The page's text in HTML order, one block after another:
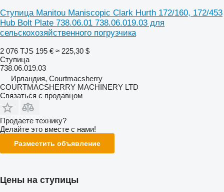
Ступица Manitou Maniscopic Clark Hurth 172/160, 172/453
Hub Bolt Plate 738.06.01 738.06.019.03 для
сельскохозяйственного погрузчика
2 076 TJS 195 € ≈ 225,30 $
Ступица
738.06.019.03
Ирландия, Courtmacsherry
COURTMACSHERRY MACHINERY LTD
Связаться с продавцом
Продаете технику?
Делайте это вместе с нами!
Разместить объявление
Цены на ступицы